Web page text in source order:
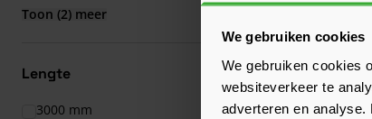
We gebruiken cookies
We gebruiken cookies
websiteverkeer te
adverteren en
Toon (2) meer
Lengte
3000 mm
(6)